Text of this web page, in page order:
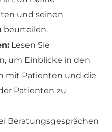
und seinen
beurteilen.
Lesen Sie
um Einblicke in den
mit Patienten und die
Patienten zu
Beratungsgesprächen